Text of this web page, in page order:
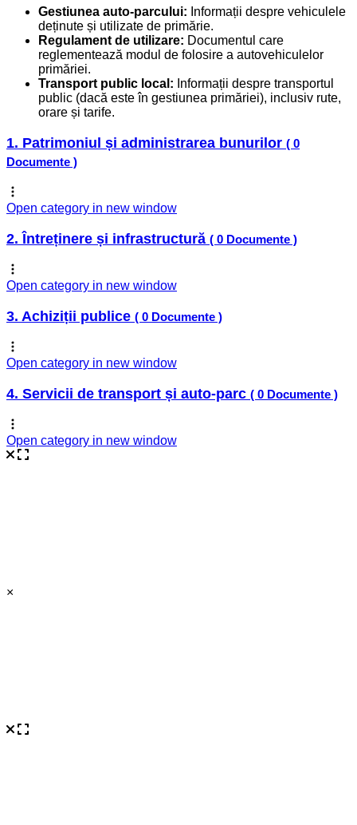
Gestiunea auto-parcului: Informații despre vehiculele
deținute și utilizate de primărie.
Regulament de utilizare: Documentul care
reglementează modul de folosire a autovehiculelor
primăriei.
Transport public local: Informații despre transportul
public (dacă este în gestiunea primăriei), inclusiv rute,
orare și tarife.
1. Patrimoniul și administrarea bunurilor ( 0
Documente )
Open category in new window
2. Întreținere și infrastructură ( 0 Documente )
Open category in new window
3. Achiziții publice ( 0 Documente )
Open category in new window
4. Servicii de transport și auto-parc ( 0 Documente )
Open category in new window
×